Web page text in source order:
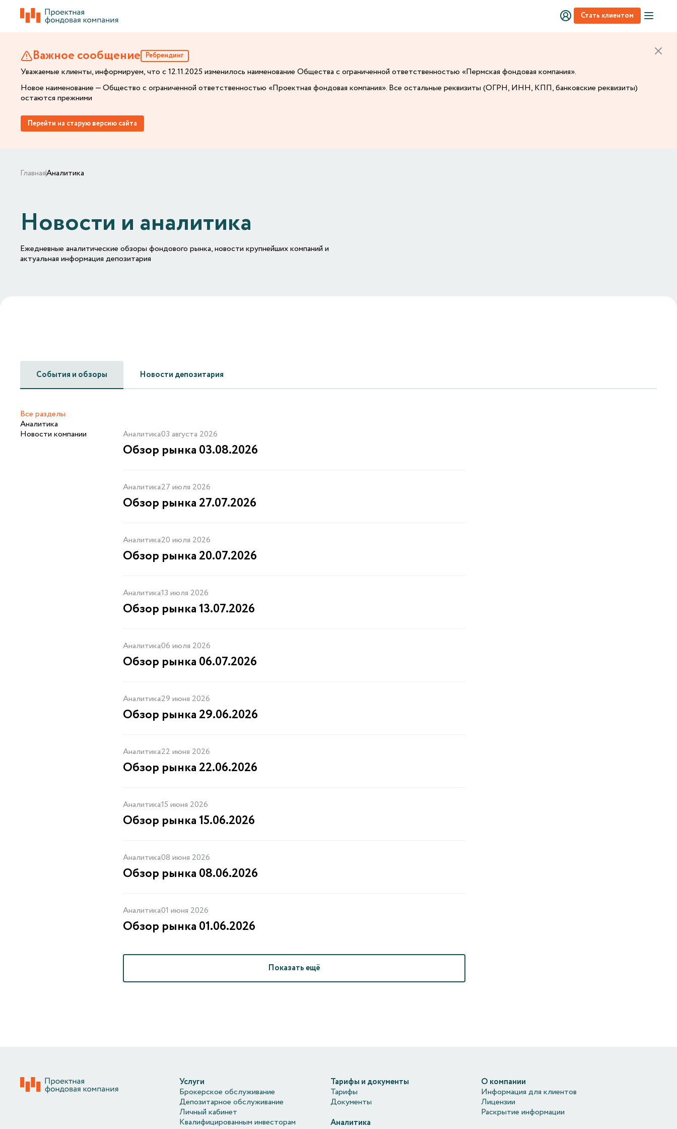
Стать клиентом
Важное сообщение Ребрендинг
Уважаемые клиенты, информируем, что с 12.11.2025 изменилось наименование Общества с ограниченной ответственностью «Пермская фондовая компания».
Новое наименование — Общество с ограниченной ответственностью «Проектная фондовая компания». Все остальные реквизиты (ОГРН, ИНН, КПП, банковские реквизиты)
остаются прежними
Перейти на старую версию сайта
ГлавнаяАналитика
Новости и аналитика
Ежедневные аналитические обзоры фондового рынка, новости крупнейших компаний и
актуальная информация депозитария
События и обзоры Новости депозитария
Все разделы
Аналитика
Новости компании
Аналитика03 августа 2026
Обзор рынка 03.08.2026
Аналитика27 июля 2026
Обзор рынка 27.07.2026
Аналитика20 июля 2026
Обзор рынка 20.07.2026
Аналитика13 июля 2026
Обзор рынка 13.07.2026
Аналитика06 июля 2026
Обзор рынка 06.07.2026
Аналитика29 июня 2026
Обзор рынка 29.06.2026
Аналитика22 июня 2026
Обзор рынка 22.06.2026
Аналитика15 июня 2026
Обзор рынка 15.06.2026
Аналитика08 июня 2026
Обзор рынка 08.06.2026
Аналитика01 июня 2026
Обзор рынка 01.06.2026
Показать ещё
Услуги
Брокерское обслуживание
Депозитарное обслуживание
Личный кабинет
Квалифицированным инвесторам
Тарифы и документы
Тарифы
Документы
Аналитика
О компании
Информация для клиентов
Лицензии
Раскрытие информации